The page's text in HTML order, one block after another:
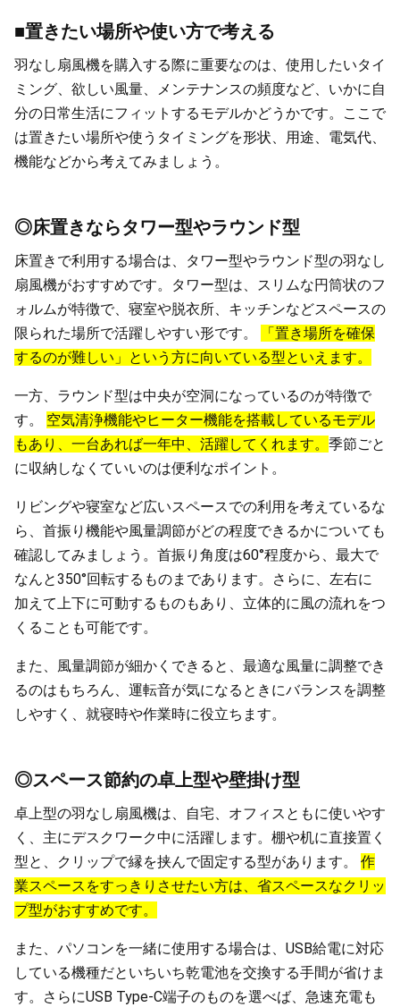
■置きたい場所や使い方で考える
羽なし扇風機を購入する際に重要なのは、使用したいタイ
ミング、欲しい風量、メンテナンスの頻度など、いかに自
分の日常生活にフィットするモデルかどうかです。ここで
は置きたい場所や使うタイミングを形状、用途、電気代、
機能などから考えてみましょう。
◎床置きならタワー型やラウンド型
床置きで利用する場合は、タワー型やラウンド型の羽なし
扇風機がおすすめです。タワー型は、スリムな円筒状のフ
ォルムが特徴で、寝室や脱衣所、キッチンなどスペースの
限られた場所で活躍しやすい形です。
「置き場所を確保
するのが難しい」という方に向いている型といえます。
一方、ラウンド型は中央が空洞になっているのが特徴で
す。 空気清浄機能やヒーター機能を搭載しているモデル
もあり、一台あれば一年中、活躍してくれます。 季節ごと
に収納しなくていいのは便利なポイント。
リビングや寝室など広いスペースでの利用を考えているな
ら、首振り機能や風量調節がどの程度できるかについても
確認してみましょう。首振り角度は60°程度から、最大で
なんと350°回転するものまであります。さらに、左右に
加えて上下に可動するものもあり、立体的に風の流れをつ
くることも可能です。
また、風量調節が細かくできると、最適な風量に調整でき
るのはもちろん、運転音が気になるときにバランスを調整
しやすく、就寝時や作業時に役立ちます。
◎スペース節約の卓上型や壁掛け型
卓上型の羽なし扇風機は、自宅、オフィスともに使いやす
く、主にデスクワーク中に活躍します。棚や机に直接置く
型と、クリップで縁を挟んで固定する型があります。 作
業スペースをすっきりさせたい方は、省スペースなクリッ
プ型がおすすめです。
また、パソコンを一緒に使用する場合は、USB給電に対応
している機種だといちいち乾電池を交換する手間が省けま
す。さらにUSB Type-C端子のものを選べば、急速充電も